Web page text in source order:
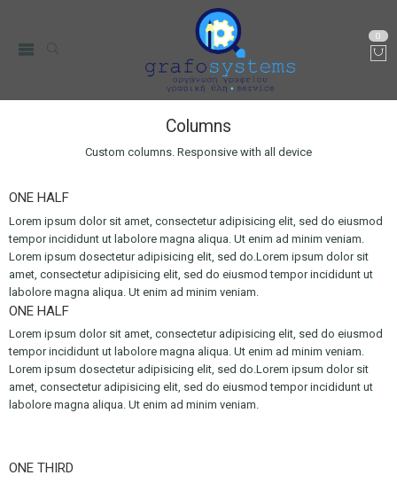
0
Columns
Custom columns. Responsive with all device
ONE HALF
Lorem ipsum dolor sit amet, consectetur adipisicing elit, sed do eiusmod
tempor incididunt ut labolore magna aliqua. Ut enim ad minim veniam.
Lorem ipsum dosectetur adipisicing elit, sed do.Lorem ipsum dolor sit
amet, consectetur adipisicing elit, sed do eiusmod tempor incididunt ut
labolore magna aliqua. Ut enim ad minim veniam.
ONE HALF
Lorem ipsum dolor sit amet, consectetur adipisicing elit, sed do eiusmod
tempor incididunt ut labolore magna aliqua. Ut enim ad minim veniam.
Lorem ipsum dosectetur adipisicing elit, sed do.Lorem ipsum dolor sit
amet, consectetur adipisicing elit, sed do eiusmod tempor incididunt ut
labolore magna aliqua. Ut enim ad minim veniam.
ONE THIRD